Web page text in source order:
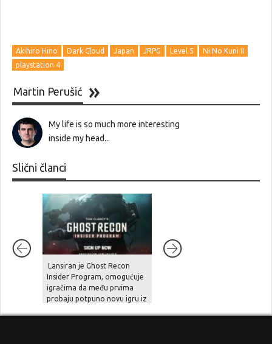
Akihiro Hino Dark Cloud Japan JRPG Level 5
Ni No Kuni II
playstation 4
Martin Perušić
My life is so much more interesting
inside my head...
Slični članci
Lansiran je Ghost Recon
Insider Program, omogućuje
igračima da među prvima
probaju potpuno novu igru iz
7.7